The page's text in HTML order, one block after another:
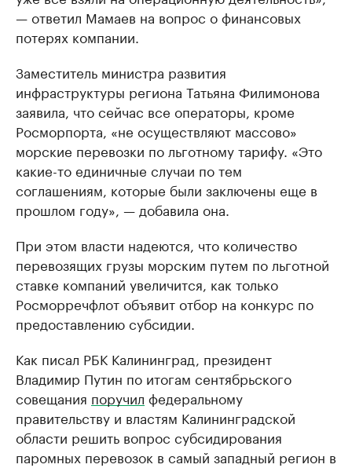
— ответил Мамаев на вопрос о финансовых
потерях компании.
Заместитель министра развития
инфраструктуры региона Татьяна Филимонова
заявила, что сейчас все операторы, кроме
Росморпорта, «не осуществляют массово»
морские перевозки по льготному тарифу. «Это
какие-то единичные случаи по тем
соглашениям, которые были заключены еще в
прошлом году», — добавила она.
При этом власти надеются, что количество
перевозящих грузы морским путем по льготной
ставке компаний увеличится, как только
Росморречфлот объявит отбор на конкурс по
предоставлению субсидии.
Как писал РБК Калининград, президент
Владимир Путин по итогам сентябрьского
совещания поручил федеральному
правительству и властям Калининградской
области решить вопрос субсидирования
паромных перевозок в самый западный регион в